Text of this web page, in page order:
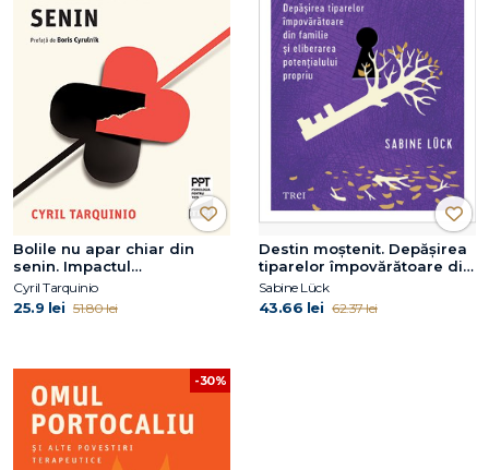
Bolile nu apar chiar din
senin. Impactul
evenimentelor negative
asupra sănătății noastre
Cyril Tarquinio
25.9 lei 51.80 lei
Destin moștenit. Depășirea
tiparelor împovărătoare din
familie și eliberarea
potențialului propriu
Sabine Lück
43.66 lei 62.37 lei
-30%